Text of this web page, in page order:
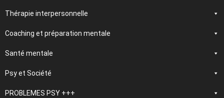
Thérapie interpersonnelle
Coaching et préparation mentale
Santé mentale
Psy et Société
PROBLEMES PSY +++
Traitements et
psychothérapies